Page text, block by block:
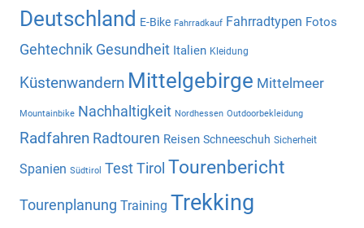
Deutschland E-Bike Fahrradkauf Fahrradtypen Fotos
Gehtechnik Gesundheit Italien Kleidung
Küstenwandern Mittelgebirge Mittelmeer
Mountainbike Nachhaltigkeit Nordhessen Outdoorbekleidung
Radfahren Radtouren Reisen Schneeschuh Sicherheit
Spanien Südtirol TestTirol Tourenbericht
Tourenplanung Training Trekking